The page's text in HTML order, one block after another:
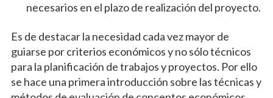
necesarios en el plazo de realización del proyecto.
Es de destacar la necesidad cada vez mayor de
guiarse por criterios económicos y no sólo técnicos
para la planificación de trabajos y proyectos. Por ello
se hace una primera introducción sobre las técnicas y